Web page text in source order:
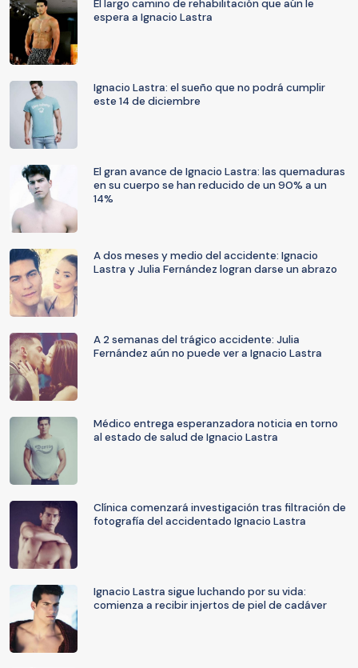
El largo camino de rehabilitación que aún le
espera a Ignacio Lastra
Ignacio Lastra: el sueño que no podrá cumplir
este 14 de diciembre
El gran avance de Ignacio Lastra: las quemaduras
en su cuerpo se han reducido de un 90% a un
14%
A dos meses y medio del accidente: Ignacio
Lastra y Julia Fernández logran darse un abrazo
A 2 semanas del trágico accidente: Julia
Fernández aún no puede ver a Ignacio Lastra
Médico entrega esperanzadora noticia en torno
al estado de salud de Ignacio Lastra
Clínica comenzará investigación tras filtración de
fotografía del accidentado Ignacio Lastra
Ignacio Lastra sigue luchando por su vida:
comienza a recibir injertos de piel de cadáver